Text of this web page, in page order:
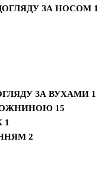
ЗА НОСОМ 1
ЗА ВУХАМИ 1
15
1
2